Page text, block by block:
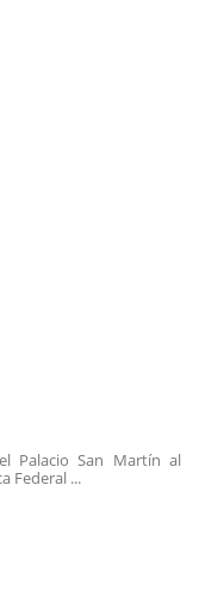
Palacio San Martín al
Federal ...